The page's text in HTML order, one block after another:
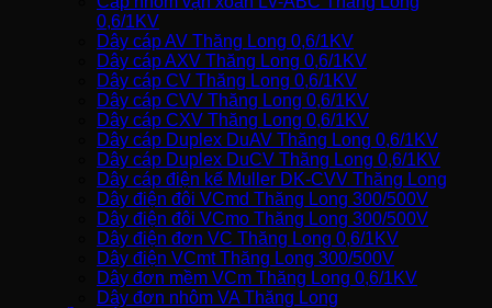
0,6/1KV
Dây cáp AV Thăng Long 0,6/1KV
Dây cáp AXV Thăng Long 0,6/1KV
Dây cáp CV Thăng Long 0,6/1KV
Dây cáp CVV Thăng Long 0,6/1KV
Dây cáp CXV Thăng Long 0,6/1KV
Dây cáp Duplex DuAV Thăng Long 0,6/1KV
Dây cáp Duplex DuCV Thăng Long 0,6/1KV
Dây cáp điện kế Muller DK-CVV Thăng Long
Dây điện đôi VCmd Thăng Long 300/500V
Dây điện đôi VCmo Thăng Long 300/500V
Dây điện đơn VC Thăng Long 0,6/1KV
Dây điện VCmt Thăng Long 300/500V
Dây đơn mềm VCm Thăng Long 0,6/1KV
Dây đơn nhôm VA Thăng Long